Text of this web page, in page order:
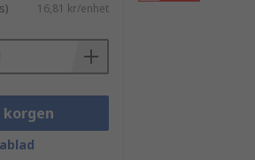
16,81 kr/enhet
korgen